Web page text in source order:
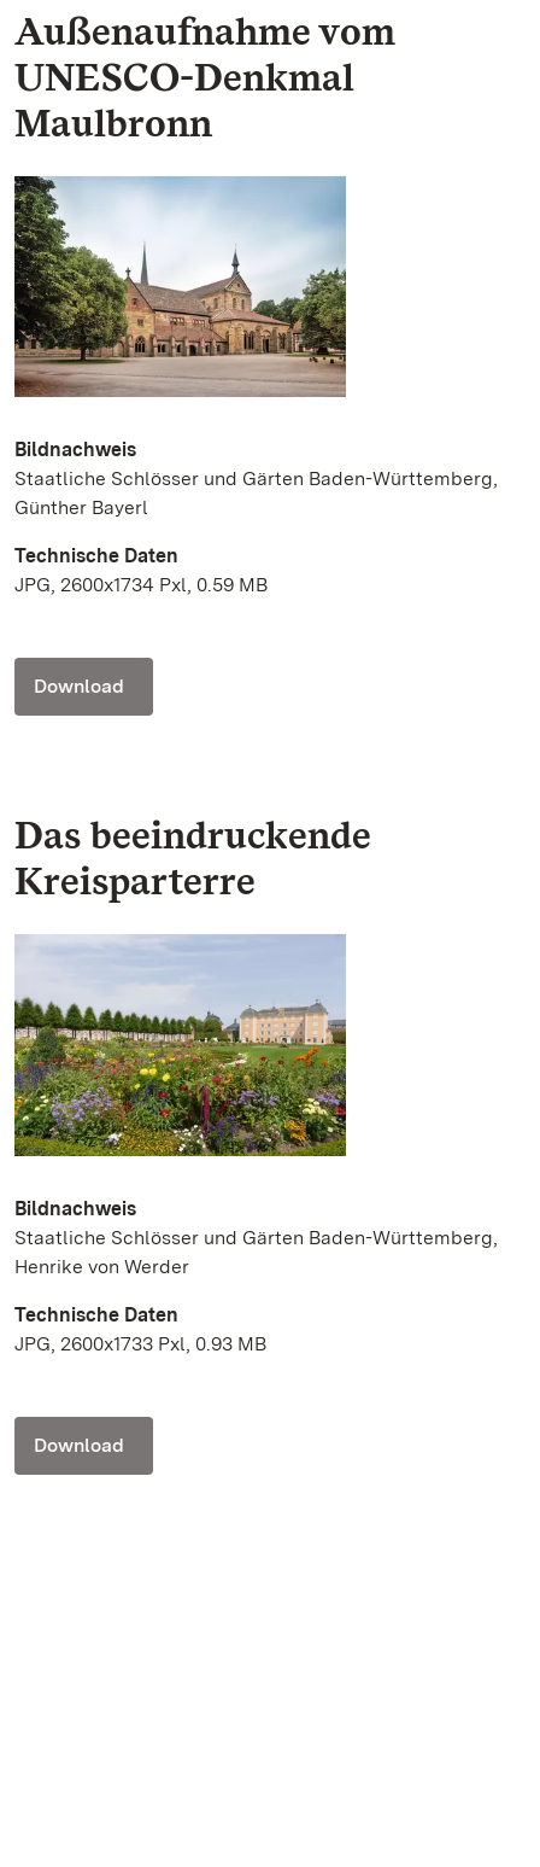
Außenaufnahme vom
UNESCO-Denkmal
Maulbronn
Bildnachweis
Staatliche Schlösser und Gärten Baden-Württemberg,
Günther Bayerl
Technische Daten
JPG, 2600x1734 Pxl, 0.59 MB
Download
Das beeindruckende
Kreisparterre
Bildnachweis
Staatliche Schlösser und Gärten Baden-Württemberg,
Henrike von Werder
Technische Daten
JPG, 2600x1733 Pxl, 0.93 MB
Download